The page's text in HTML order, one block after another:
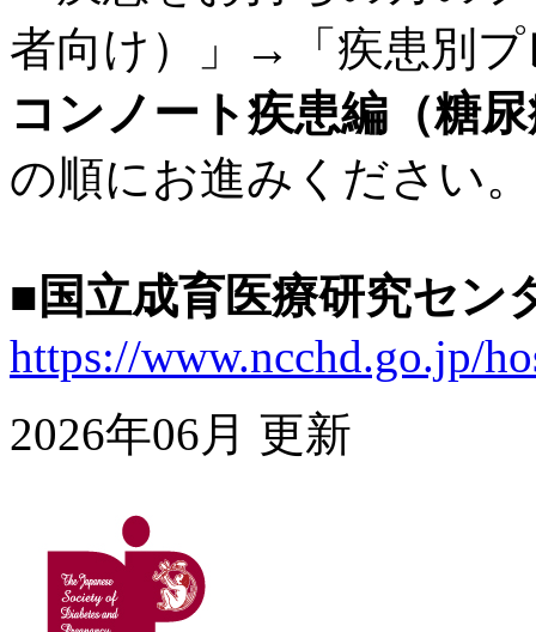
者向け）」→「疾患別
コンノート疾患編（糖
の順にお進みください。
■国立成育医療研究セン
https://www.ncchd.go.jp/
2026年06月 更新